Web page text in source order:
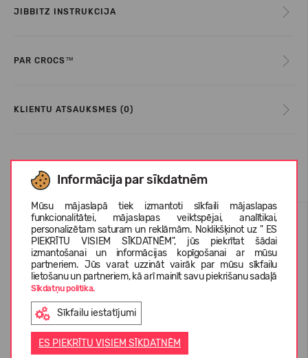
Informācija par sīkdatnēm
Mūsu mājaslapā tiek izmantoti sīkfaili mājaslapas
funkcionalitātei, mājaslapas veiktspējai, analītikai,
personalizētam saturam un reklāmām. Noklikšķinot uz " ES
PIEKRĪTU VISIEM SĪKDATNĒM", jūs piekrītat šādai
izmantošanai un informācijas kopīgošanai ar mūsu
partneriem. Jūs varat uzzināt vairāk par mūsu sīkfailu
lietošanu un partneriem, kā arī mainīt savu piekrišanu sadaļā
Sīkdatņu politika.
Sīkfailu iestatījumi
ES PIEKRĪTU VISIEM SĪKDATNĒM
JIBBITZ INSTRUKCIJA
PAR CROCS™
KLIENTU ATSAUKSMES (0)
Līdzīgas preces